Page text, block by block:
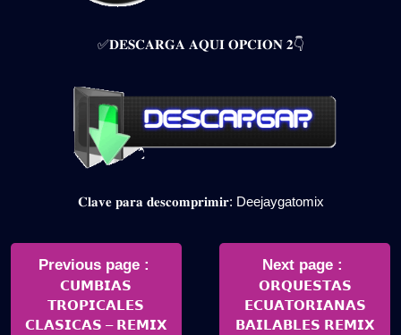
✅𝐃𝐄𝐒𝐂𝐀𝐑𝐆𝐀 𝐀𝐐𝐔𝐈 𝐎𝐏𝐂𝐈𝐎𝐍 𝟐👇
𝐂𝐥𝐚𝐯𝐞 𝐩𝐚𝐫𝐚 𝐝𝐞𝐬𝐜𝐨𝐦𝐩𝐫𝐢𝐦𝐢𝐫: Deejaygatomix
Navegación
entradas
Previous page
𝗖𝗨𝗠𝗕𝗜𝗔𝗦
𝗧𝗥𝗢𝗣𝗜𝗖𝗔𝗟𝗘𝗦
𝗖𝗟𝗔𝗦𝗜𝗖𝗔𝗦 – 𝗥𝗘𝗠𝗜𝗫
Next page
Posts
𝗢𝗥𝗤𝗨𝗘𝗦𝗧𝗔𝗦
𝗘𝗖𝗨𝗔𝗧𝗢𝗥𝗜𝗔𝗡𝗔𝗦
𝗕𝗔𝗜𝗟𝗔𝗕𝗟𝗘𝗦 𝗥𝗘𝗠𝗜𝗫